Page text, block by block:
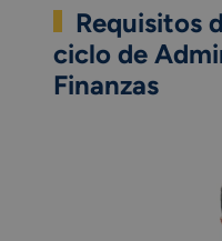
Requisitos
ciclo de
Finanzas